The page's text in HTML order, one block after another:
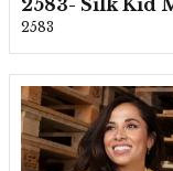
2583